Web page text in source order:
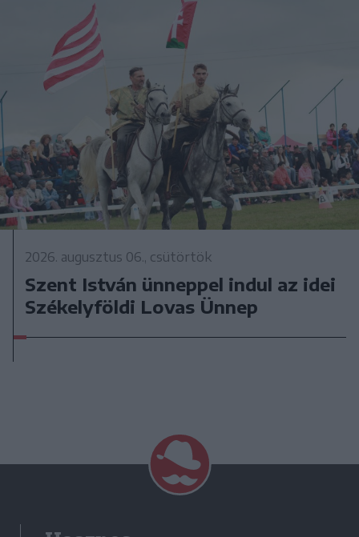
2026. augusztus 06., csütörtök
Szent István ünneppel indul az idei
Székelyföldi Lovas Ünnep